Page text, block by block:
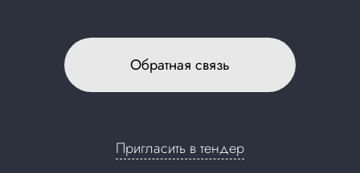
Обратная связь
Пригласить в тендер